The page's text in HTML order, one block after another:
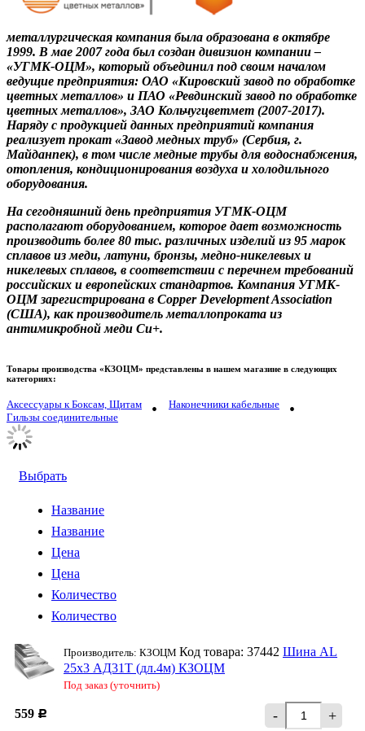
металлургическая компания была образована в октябре
1999. В мае 2007 года был создан дивизион компании –
«УГМК-ОЦМ», который объединил под своим началом
ведущие предприятия: ОАО «Кировский завод по обработке
цветных металлов» и ПАО «Ревдинский завод по обработке
цветных металлов», ЗАО Кольчугцветмет (2007-2017).
Наряду с продукцией данных предприятий компания
реализует прокат «Завод медных труб» (Сербия, г.
Майданпек), в том числе медные трубы для водоснабжения,
отопления, кондиционирования воздуха и холодильного
оборудования.
На сегодняшний день предприятия УГМК-ОЦМ
располагают оборудованием, которое дает возможность
производить более 80 тыс. различных изделий из 95 марок
сплавов из меди, латуни, бронзы, медно-никелевых и
никелевых сплавов, в соответствии с перечнем требований
российских и европейских стандартов. Компания УГМК-
ОЦМ зарегистрирована в Copper Development Association
(США), как производитель металлопроката из
антимикробной меди Cu+.
Товары производства «КЗОЦМ» представлены в нашем магазине в следующих
категориях:
Аксессуары к Боксам, Щитам
Наконечники кабельные
Гильзы соединительные
Выбрать
Название
Название
Цена
Цена
Количество
Количество
Производитель: КЗОЦМ Код товара: 37442 Шина AL
25х3 АД31Т (дл.4м) КЗОЦМ
Под заказ (уточнить)
559 Р - +